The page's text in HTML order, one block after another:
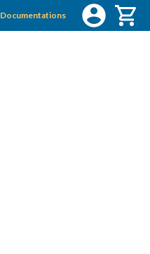
Documentations